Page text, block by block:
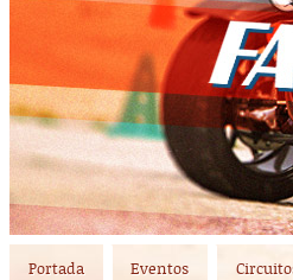
Skip to primary content
Skip to secondary content
Portada Eventos